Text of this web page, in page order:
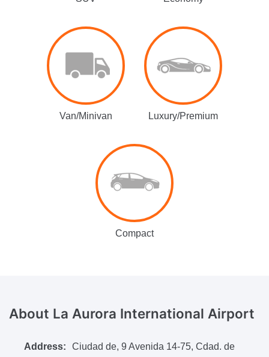
Van/Minivan Luxury/Premium
Compact
About La Aurora International Airport
Address:
Ciudad de, 9 Avenida 14-75, Cdad. de